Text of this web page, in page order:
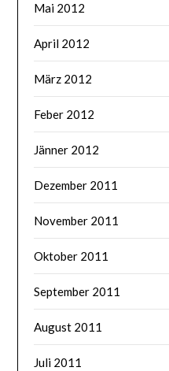
Mai 2012
April 2012
März 2012
Feber 2012
Jänner 2012
Dezember 2011
November 2011
Oktober 2011
September 2011
August 2011
Juli 2011